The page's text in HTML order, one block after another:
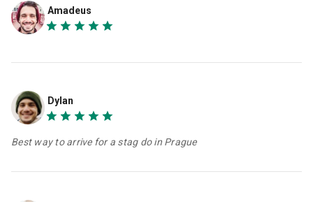
Amadeus
Dylan
Best way to arrive for a stag do in Prague